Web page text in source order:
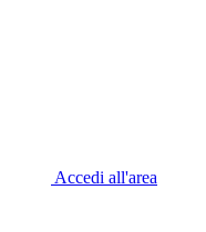
Accedi all'area